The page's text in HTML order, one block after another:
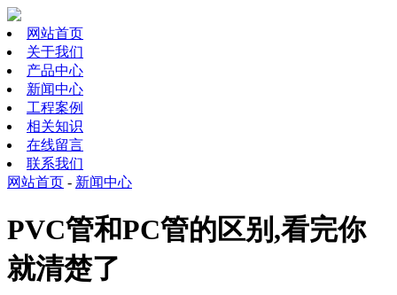
网站首页
关于我们
产品中心
新闻中心
工程案例
相关知识
在线留言
联系我们
网站首页 - 新闻中心
PVC管和PC管的区别,看完你
就清楚了